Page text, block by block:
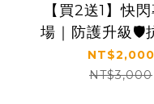
【買2送1】快
場｜防護升級🛡️
離×保濕｜【KS
清爽高防曬
NT$2,000
NT$3,000